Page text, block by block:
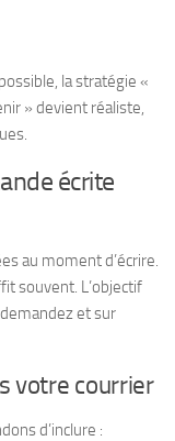
la stratégie «
» devient réaliste,
écrite
au moment d’écrire.
souvent. L’objectif
et sur
votre courrier
d’inclure :